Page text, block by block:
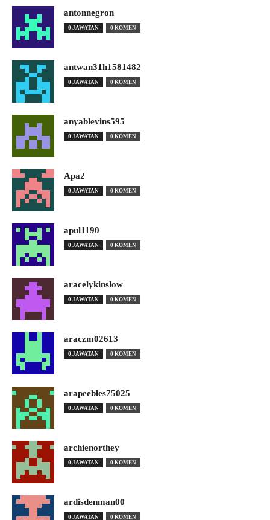
antonnegron
0 JAWATAN 0 KOMEN
antwan31h1581482
0 JAWATAN 0 KOMEN
anyablevins595
0 JAWATAN 0 KOMEN
Apa2
0 JAWATAN 0 KOMEN
apul1190
0 JAWATAN 0 KOMEN
aracelykinslow
0 JAWATAN 0 KOMEN
araczm02613
0 JAWATAN 0 KOMEN
arapeebles75025
0 JAWATAN 0 KOMEN
archienorthey
0 JAWATAN 0 KOMEN
ardisdenman00
0 JAWATAN 0 KOMEN